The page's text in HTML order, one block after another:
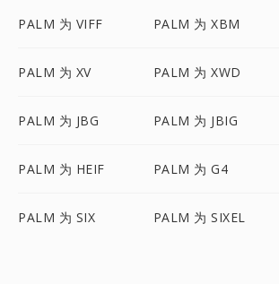
PALM 为 VIFF PALM 为 XBM
PALM 为 XV PALM 为 XWD
PALM 为 JBG PALM 为 JBIG
PALM 为 HEIF PALM 为 G4
PALM 为 SIX PALM 为 SIXEL